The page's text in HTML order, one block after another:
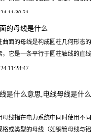
腐蚀性成为主流方案。新合电力作
11:30:31
的母线是什么
曲面的母线是构成圆柱几何形态的
，它是一条平行于圆柱轴线的直线
了圆柱的曲面展开方式、加工精度
11:28:47
是什么意思,电线母线是什么
母线指在电力系统中同时使用不同
格或类型的母线（如铜管母线与铝